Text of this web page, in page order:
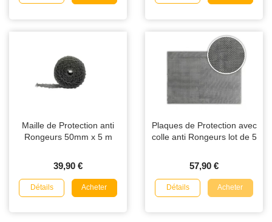
Maille de Protection anti
Rongeurs 50mm x 5 m
39,90 €
Détails Acheter
Plaques de Protection avec
colle anti Rongeurs lot de 5
57,90 €
Détails Acheter